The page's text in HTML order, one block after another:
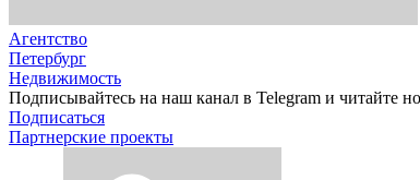
Агентство
Петербург
Недвижимость
Подписывайтесь на наш канал в Telegram и читайте
Подписаться
Партнерские проекты